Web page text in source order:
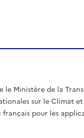
le Ministère de la
sur le Climat
français pour les